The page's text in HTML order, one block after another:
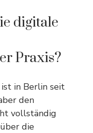
digitale
Praxis?
in Berlin seit
den
vollständig
die